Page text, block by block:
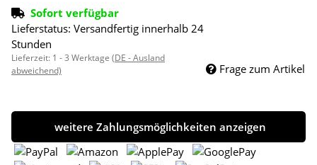
Sofort verfügbar
Lieferstatus: Versandfertig innerhalb 24
Stunden
Lieferzeit: 1 - 3 Werktage (DE - Ausland
abweichend)
Frage zum Artikel
weitere Zahlungsmöglichkeiten anzeigen